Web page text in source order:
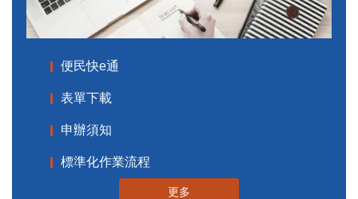
便民快e通
表單下載
申辦須知
標準化作業流程
更多